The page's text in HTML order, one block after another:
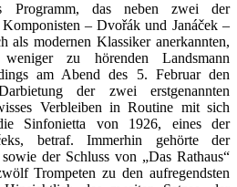
Programm, das neben zwei der
– Dvořák und Janáček –
als modernen Klassiker anerkannten,
zu hörenden Landsmann
am Abend des 5. Februar den
der zwei erstgenannten
Verbleiben in Routine mit sich
Sinfonietta von 1926, eines der
betraf. Immerhin gehörte der
der Schluss von „Das Rathaus“
Trompeten zu den aufregendsten